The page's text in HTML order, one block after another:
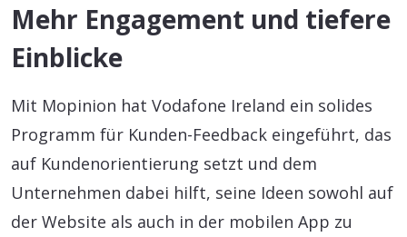
Mehr Engagement und tiefere
Einblicke
Mit Mopinion hat Vodafone Ireland ein solides
Programm für Kunden-Feedback eingeführt, das
auf Kundenorientierung setzt und dem
Unternehmen dabei hilft, seine Ideen sowohl auf
der Website als auch in der mobilen App zu